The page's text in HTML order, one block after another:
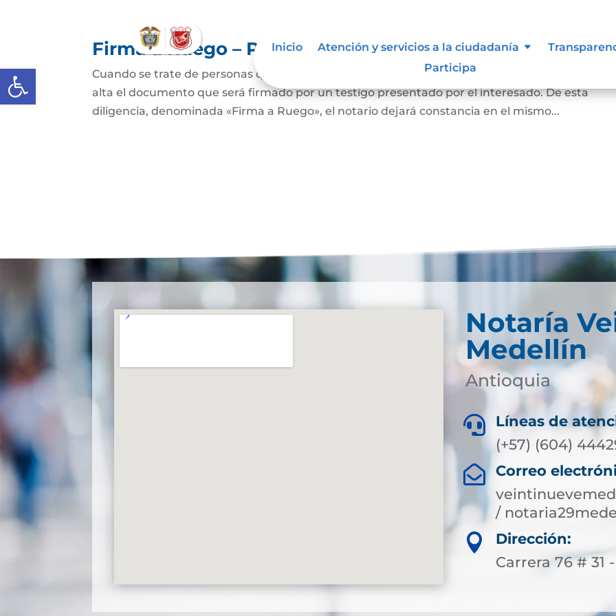
Abrir barra de herramientas
Inicio Atención y servicios a la ciudadanía
Participa
Firma a Ruego – Personas que no saben o no puede
Cuando se trate de personas que no sepan o no puedan firmar, en la diligencia se leerá en voz
alta el documento que será firmado por un testigo presentado por el interesado. De esta
diligencia, denominada «Firma a Ruego», el notario dejará constancia en el mismo...
Notaría
Medellín
Antioquia

Líneas de
(+57) (604)

Correo
/

Dirección:
Carrera 76 # 31